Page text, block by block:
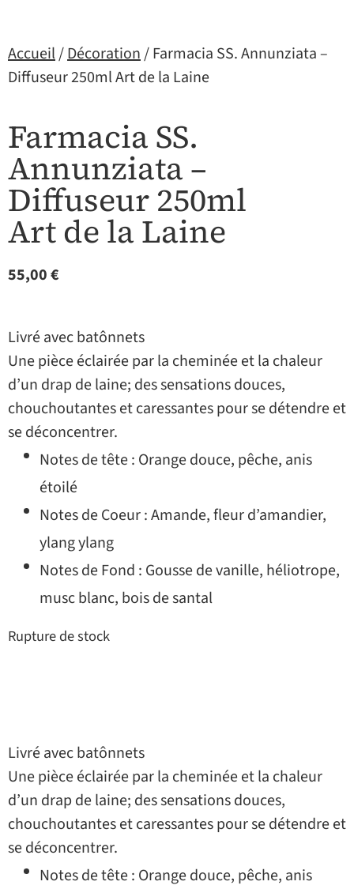
Accueil/Décoration/ Farmacia SS. Annunziata –
Diffuseur 250ml Art de la Laine
Farmacia SS.
Annunziata –
Diffuseur 250ml
Art de la Laine
55,00€
Livré avec batônnets
Une pièce éclairée par la cheminée et la chaleur
d’un drap de laine; des sensations douces,
chouchoutantes et caressantes pour se détendre et
se déconcentrer.
Notes de tête : Orange douce, pêche, anis
étoilé
Notes de Coeur : Amande, fleur d’amandier,
ylang ylang
Notes de Fond : Gousse de vanille, héliotrope,
musc blanc, bois de santal
Rupture de stock
Livré avec batônnets
Une pièce éclairée par la cheminée et la chaleur
d’un drap de laine; des sensations douces,
chouchoutantes et caressantes pour se détendre et
se déconcentrer.
Notes de tête : Orange douce, pêche, anis